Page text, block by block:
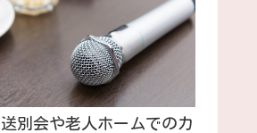
送別会や老人ホームでのカ